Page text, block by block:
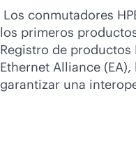
Los conmutadores
los primeros
Registro de productos
Ethernet Alliance
garantizar una